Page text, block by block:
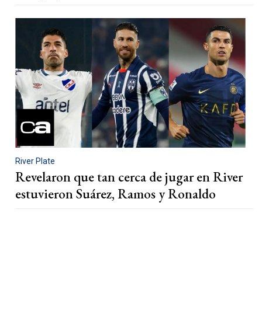
River Plate
Revelaron que tan cerca de jugar en River
estuvieron Suárez, Ramos y Ronaldo